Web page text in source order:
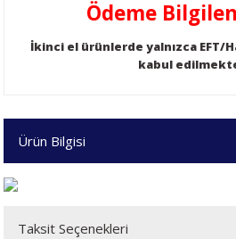
Ödeme
İkinci el ürünlerde yalnızca EFT/
kabul
Ürün Bilgisi
Taksit Seçenekleri